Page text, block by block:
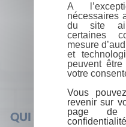
QUI SOMMES-NOUS ?
A
nécessaires
du site
certaines
mesure
et
peuvent être
votre
Vous
revenir sur
page de